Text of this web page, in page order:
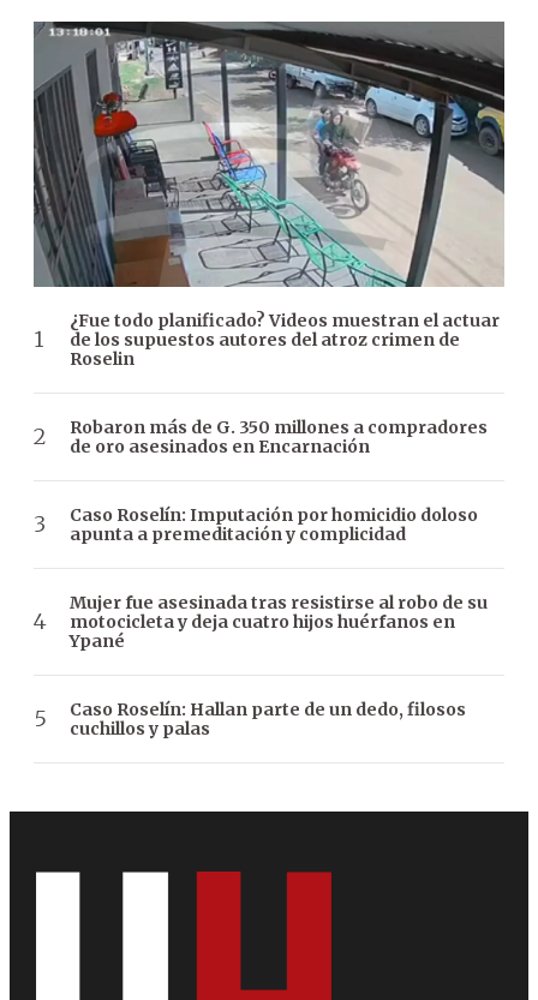
¿Fue todo planificado? Videos muestran el actuar
de los supuestos autores del atroz crimen de
Roselin
Robaron más de G. 350 millones a compradores
de oro asesinados en Encarnación
Caso Roselín: Imputación por homicidio doloso
apunta a premeditación y complicidad
Mujer fue asesinada tras resistirse al robo de su
motocicleta y deja cuatro hijos huérfanos en
Ypané
Caso Roselín: Hallan parte de un dedo, filosos
cuchillos y palas